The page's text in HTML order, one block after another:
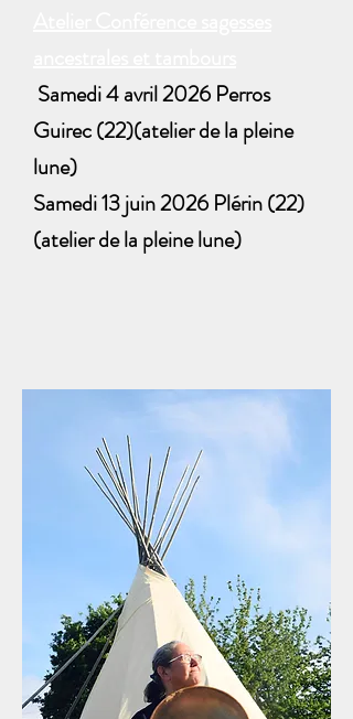
Samedi 4 avril 2026 Perros
Guirec (22)(atelier de la pleine
lune)
Samedi 13 juin 2026 Plérin (22)
(atelier de la pleine lune)